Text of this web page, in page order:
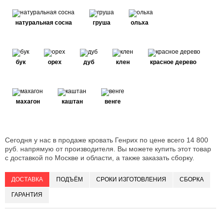
натуральная сосна груша ольха
бук орех дуб клен красное дерево
махагон каштан венге
Сегодня у нас в продаже кровать Генрих по цене всего 14 800
руб. напрямую от производителя. Вы можете купить этот товар
с доставкой по Москве и области, а также заказать сборку.
ДОСТАВКА ПОДЪЁМ СРОКИ ИЗГОТОВЛЕНИЯ СБОРКА
ГАРАНТИЯ